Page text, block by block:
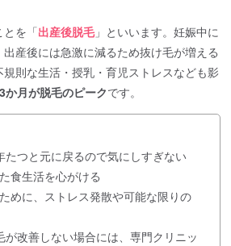
とを「出産後脱毛」といいます。妊娠中に
産後には急激に減るため抜け毛が増える
則な生活・授乳・育児ストレスなども影
か月が脱毛のピークです。
たつと元に戻るので気にしすぎない
食生活を心がける
めに、ストレス発散や可能な限りの
が改善しない場合には、専門クリニッ